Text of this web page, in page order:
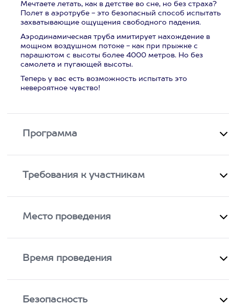
Мечтаете летать, как в детстве во сне, но без страха?
Полет в аэротрубе - это безопасный способ испытать
захватывающие ощущения свободного падения.
Аэродинамическая труба имитирует нахождение в
мощном воздушном потоке - как при прыжке с
парашютом с высоты более 4000 метров. Но без
самолета и пугающей высоты.
Теперь у вас есть возможность испытать это
невероятное чувство!
Программа
Требования к участникам
Место проведения
Время проведения
Безопасность